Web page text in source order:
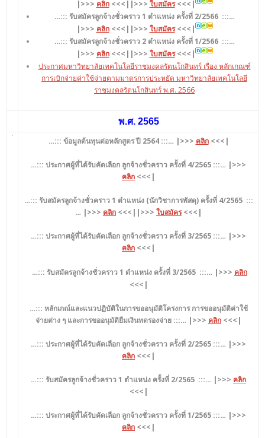
|>>> คลิก<<<||>>> ใบสมัคร<<<|
…::: รับสมัครลูกจ้างชั่วคราว 1 ตำแหน่ง ครั้งที่ 2/2566 :::…
|>>> คลิก<<<||>>> ใบสมัคร<<<|
…::: รับสมัครลูกจ้างชั่วคราว 2 ตำแหน่ง ครั้งที่ 1/2566 :::…
|>>> คลิก<<<||>>> ใบสมัคร<<<|
ประกาศมหาวิทยาลัยเทคโนโลยีราชมงคลรัตนโกสินทร์ เรื่อง หลักเกณฑ์
การเบิกจ่ายค่าใช้จ่ายตามมาตรการประหยัด มหาวิทยาลัยเทคโนโลยี
ราชมงคลรัตนโกสินทร์ พ.ศ. 2566
พ.ศ. 2565
…::: ข้อมูลต้นทุนต่อหลักสูตร ปี 2564 :::… |>>> คลิก<<<|
…::: ประกาศผู้ที่ได้รับคัดเลือก ลูกจ้างชั่วคราว ครั้งที่ 4/2565 :::… |>>>
คลิก <<<|
…::: รับสมัครลูกจ้างชั่วคราว 1 ตำแหน่ง (นักวิชาการพัสดุ) ครั้งที่ 4/2565 :::
… |>>> คลิก <<<||>>> ใบสมัคร<<<|
…::: ประกาศผู้ที่ได้รับคัดเลือก ลูกจ้างชั่วคราว ครั้งที่ 3/2565 :::… |>>>
คลิก <<<|
…::: รับสมัครลูกจ้างชั่วคราว 1 ตำแหน่ง ครั้งที่ 3/2565 :::… |>>> คลิก
<<<|
…::: หลักเกณ์และแนวปฏิบัติในการขออนุมัติโครงการ การขออนุมัติค่าใช้
จ่ายต่าง ๆ และการขออนุมัติยืมเงินทดรองจ่าย :::… |>>> คลิก <<<|
…::: ประกาศผู้ที่ได้รับคัดเลือก ลูกจ้างชั่วคราว ครั้งที่ 2/2565 :::… |>>>
คลิก <<<|
…::: รับสมัครลูกจ้างชั่วคราว 1 ตำแหน่ง ครั้งที่ 2/2565 :::… |>>> คลิก
<<<|
…::: ประกาศผู้ที่ได้รับคัดเลือก ลูกจ้างชั่วคราว ครั้งที่ 1/2565 :::… |>>>
คลิก <<<|